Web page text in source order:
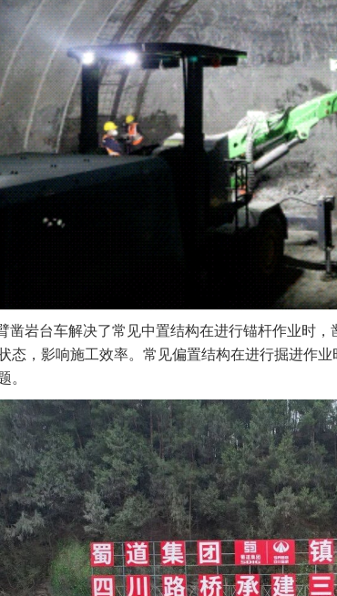
凿岩台车解决了常见中置结构在进行锚杆作业时
态，影响施工效率。常见偏置结构在进行掘进作
。